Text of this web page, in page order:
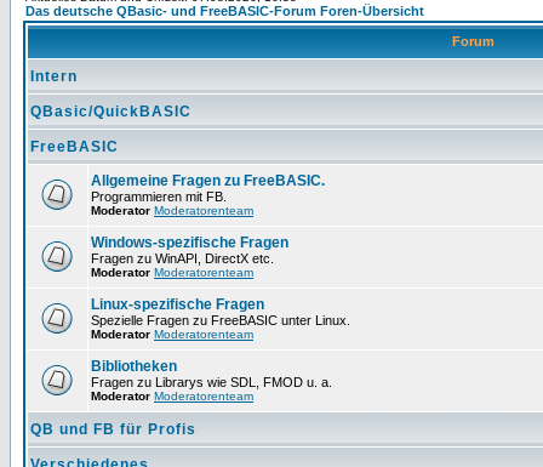
Das deutsche QBasic- und FreeBASIC-Forum Foren-Übersicht
Forum
Intern
QBasic/QuickBASIC
FreeBASIC
Allgemeine Fragen zu FreeBASIC.
Programmieren mit FB.
Moderator Moderatorenteam
Windows-spezifische Fragen
Fragen zu WinAPI, DirectX etc.
Moderator Moderatorenteam
Linux-spezifische Fragen
Spezielle Fragen zu FreeBASIC unter Linux.
Moderator Moderatorenteam
Bibliotheken
Fragen zu Librarys wie SDL, FMOD u. a.
Moderator Moderatorenteam
QB und FB für Profis